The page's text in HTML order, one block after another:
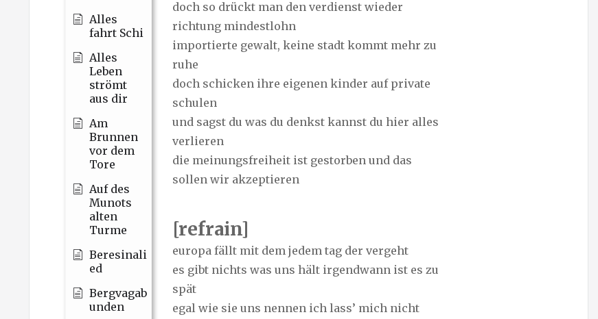
Alles
fahrt Schi
Alles
Leben
strömt
aus dir
Am
Brunnen
vor dem
Tore
Auf des
Munots
alten
Turme
Beresinali
ed
Bergvagab
unden
doch so drückt man den verdienst wieder
richtung mindestlohn
importierte gewalt, keine stadt kommt mehr zu
ruhe
doch schicken ihre eigenen kinder auf private
schulen
und sagst du was du denkst kannst du hier alles
verlieren
die meinungsfreiheit ist gestorben und das
sollen wir akzeptieren
[refrain]
europa fällt mit dem jedem tag der vergeht
es gibt nichts was uns hält irgendwann ist es zu
spät
egal wie sie uns nennen ich lass’ mich nicht